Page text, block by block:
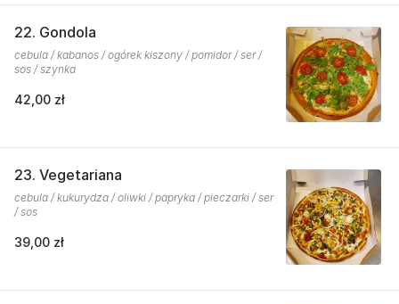
22. Gondola
cebula / kabanos / ogórek kiszony / pomidor / ser /
sos / szynka
42,00 zł
23. Vegetariana
cebula / kukurydza / oliwki / papryka / pieczarki / ser
/ sos
39,00 zł